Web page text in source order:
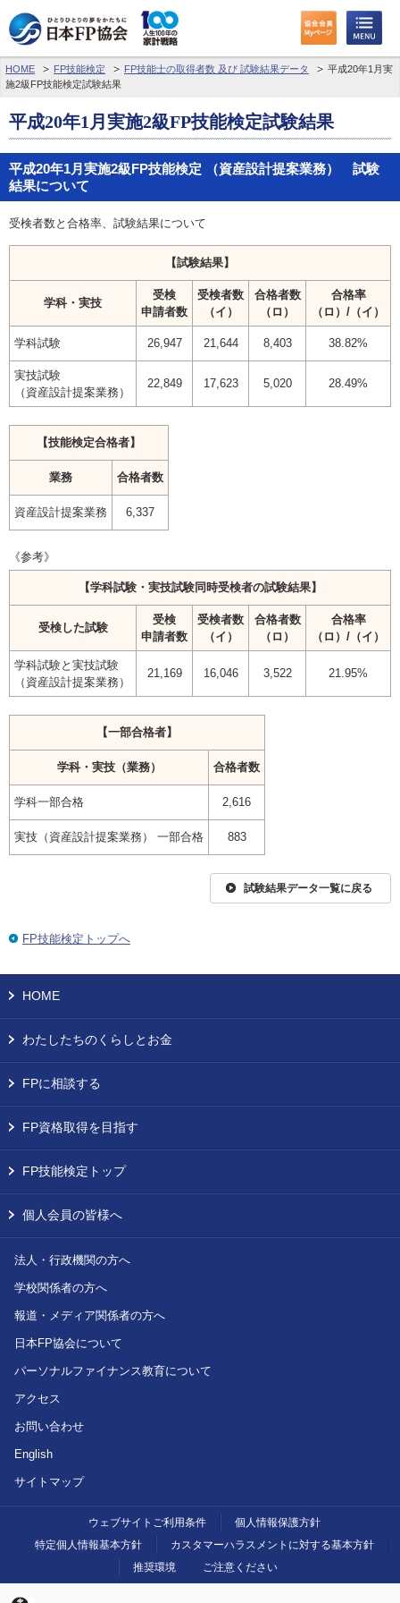
HOME FP技能検定 FP技能士の取得者数 及び 試験結果データ
平成20年1月実
施2級FP技能検定試験結果
平成20年1月実施2級FP技能検定試験結果
平成20年1月実施2級FP技能検定 （資産設計提案業務） 試験
結果について
受検者数と合格率、試験結果について
【試験結果】
学科・実技
受検
申請者数
受検者数
（イ）
合格者数
（ロ）
合格率
（ロ）/（イ）
学科試験 26,947 21,644 8,403 38.82%
実技試験
（資産設計提案業務）
22,849 17,623 5,020 28.49%
【技能検定合格者】
業務 合格者数
資産設計提案業務 6,337
《参考》
【学科試験・実技試験同時受検者の試験結果】
受検した試験
受検
申請者数
受検者数
（イ）
合格者数
（ロ）
合格率
（ロ）/（イ）
学科試験と実技試験
（資産設計提案業務）
21,169 16,046 3,522 21.95%
【一部合格者】
学科・実技（業務） 合格者数
学科一部合格 2,616
実技（資産設計提案業務） 一部合格 883
試験結果データ一覧に戻る
FP技能検定トップへ
HOME
わたしたちのくらしとお金
FPに相談する
FP資格取得を目指す
FP技能検定トップ
個人会員の皆様へ
法人・行政機関の方へ
学校関係者の方へ
報道・メディア関係者の方へ
日本FP協会について
パーソナルファイナンス教育について
アクセス
お問い合わせ
English
サイトマップ
ウェブサイトご利用条件
個人情報保護方針
特定個人情報基本方針
カスタマーハラスメントに対する基本方針
推奨環境
ご注意ください